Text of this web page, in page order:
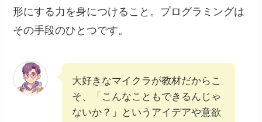
形にする力を身につけること。プログラミングは
その手段のひとつです。
大好きなマイクラが教材だからこ
そ、「こんなこともできるんじゃ
ないか？」というアイデアや意欲